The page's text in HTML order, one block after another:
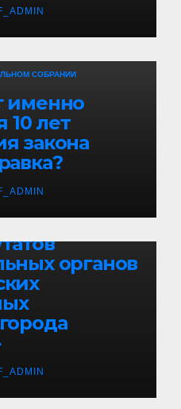
СОБРАНИИ
именно
10 лет
закона
СОБРАНИИ
к
«О
органов